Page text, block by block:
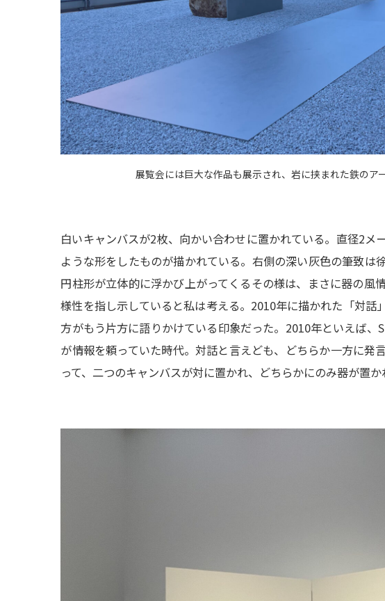
展覧会には巨大な作品も展示され、岩に挟まれた鉄のア
白いキャンバスが2枚、向かい合わせに置かれている。直径2メ
ような形をしたものが描かれている。右側の深い灰色の筆致は
円柱形が立体的に浮かび上がってくるその様は、まさに器の風
様性を指し示していると私は考える。2010年に描かれた「対話
方がもう片方に語りかけている印象だった。2010年といえば、
が情報を頼っていた時代。対話と言えども、どちらか一方に発
って、二つのキャンバスが対に置かれ、どちらかにのみ器が置か